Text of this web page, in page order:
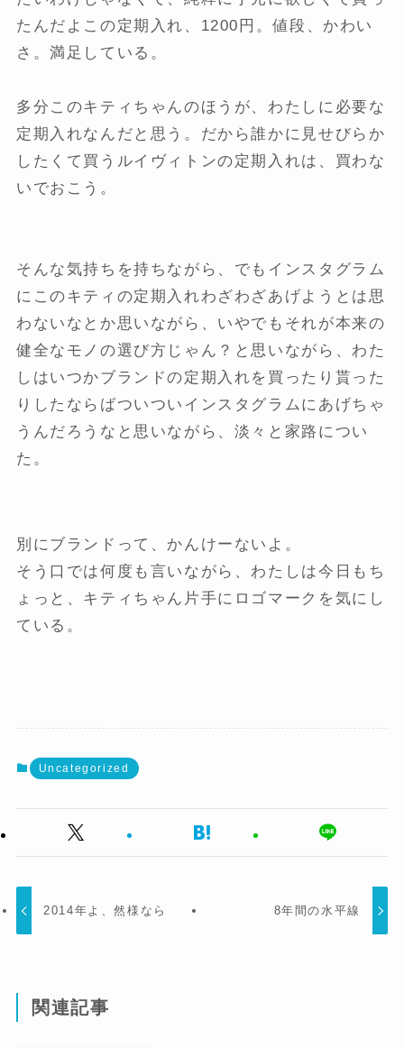
たんだよこの定期入れ、1200円。値段、かわい
さ。満足している。
多分このキティちゃんのほうが、わたしに必要な
定期入れなんだと思う。だから誰かに見せびらか
したくて買うルイヴィトンの定期入れは、買わな
いでおこう。
そんな気持ちを持ちながら、でもインスタグラム
にこのキティの定期入れわざわざあげようとは思
わないなとか思いながら、いやでもそれが本来の
健全なモノの選び方じゃん？と思いながら、わた
しはいつかブランドの定期入れを買ったり貰った
りしたならばついついインスタグラムにあげちゃ
うんだろうなと思いながら、淡々と家路につい
た。
別にブランドって、かんけーないよ。
そう口では何度も言いながら、わたしは今日もち
ょっと、キティちゃん片手にロゴマークを気にし
ている。
Uncategorized
2014年よ、然様なら 8年間の水平線
関連記事